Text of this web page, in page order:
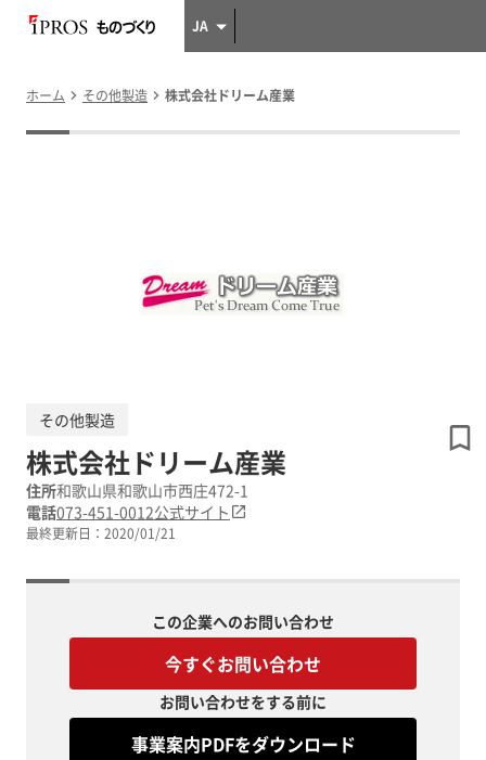
JA
ホーム その他製造 株式会社ドリーム産業
その他製造
株式会社ドリーム産業
住所和歌山県和歌山市西庄472-1
電話073-451-0012公式サイト
最終更新日： 2020/01/21
この企業へのお問い合わせ
今すぐお問い合わせ
お問い合わせをする前に
事業案内PDFをダウンロード